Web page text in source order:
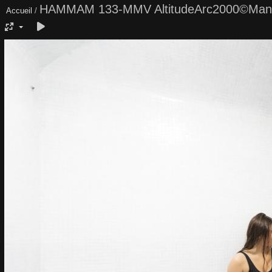
Accueil / HAMMAM 133-MMV